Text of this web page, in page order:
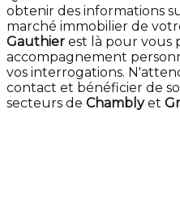
obtenir des informations
marché immobilier de
Gauthier est là pour vous
accompagnement
vos interrogations.
contact et bénéficier de
secteurs de Chamblyet